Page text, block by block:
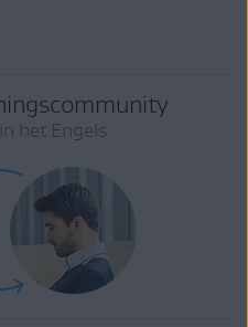
het Engels